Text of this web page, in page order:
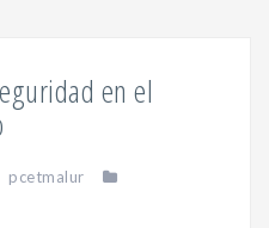
en el
pcetmalur